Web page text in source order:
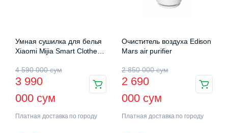
Умная сушилка для белья
Xiaomi Mijia Smart Clothes
4 590 000сум
3 990
000 сум
Платная доставка по городу
Очиститель воздуха Edison
Mars air purifier
2 850 000сум
2 690
000 сум
Платная доставка по городу